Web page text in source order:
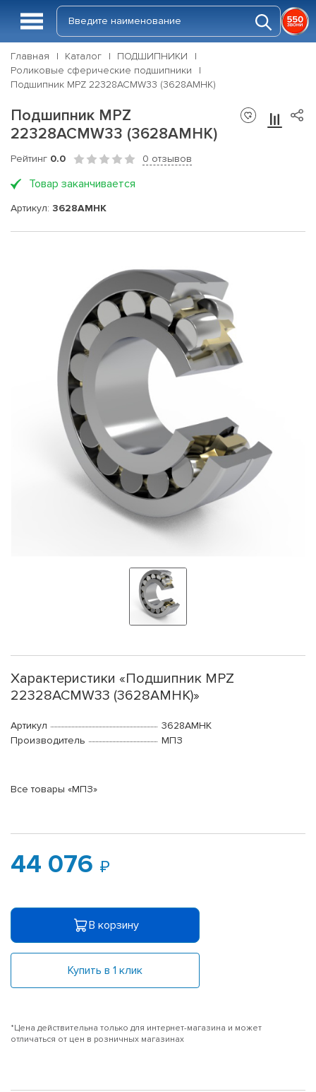
Главная Каталог
ПОДШИПНИКИ
Роликовые сферические подшипники
Подшипник MPZ 22328ACMW33 (3628АМНК)
Подшипник MPZ
22328ACMW33 (3628АМНК)
Рейтинг 0.0 0 отзывов
Товар заканчивается
Артикул: 3628АМНК
Характеристики «Подшипник MPZ
22328ACMW33 (3628АМНК)»
Артикул
3628АМНК
Производитель
МПЗ
Все товары «МПЗ»
44 076
В корзину
Купить в 1 клик
*Цена действительна только для интернет-магазина и может
отличаться от цен в розничных магазинах